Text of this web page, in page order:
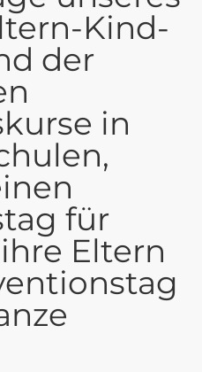
Kind-
der
in
für
Eltern